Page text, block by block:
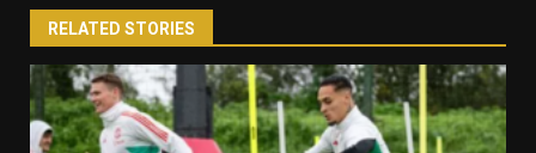
RELATED STORIES